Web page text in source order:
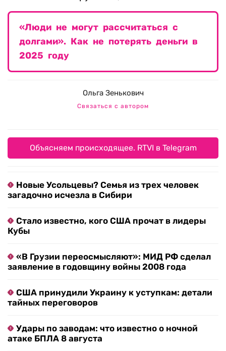
«Люди не могут рассчитаться с
долгами». Как не потерять деньги в
2025 году
Ольга Зенькович
Связаться с автором
Объясняем происходящее. RTVI в Telegram
Новые Усольцевы? Семья из трех человек
загадочно исчезла в Сибири
Стало известно, кого США прочат в лидеры
Кубы
«В Грузии переосмысляют»: МИД РФ сделал
заявление в годовщину войны 2008 года
США принудили Украину к уступкам: детали
тайных переговоров
Удары по заводам: что известно о ночной
атаке БПЛА 8 августа